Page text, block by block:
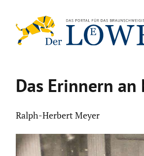
Inhalt
springen
Das Erinnern
Ralph-Herbert Meyer